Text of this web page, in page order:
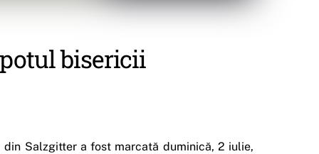
bisericii
din Salzgitter a fost marcată duminică, 2 iulie,